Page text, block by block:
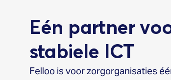
Eén partner
stabiele ICT
Felloo is voor zorgorganisaties